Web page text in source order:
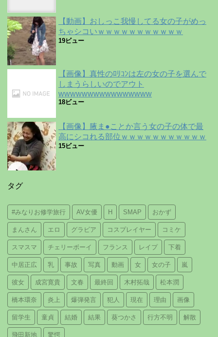
【動画】おしっこ我慢してる女の子がめっ
ちゃシコいｗｗｗｗｗｗｗｗｗｗｗ
19ビュー
【画像】真性のﾛﾘｺﾝは左の女の子を選んで
しまうらしいのでアウト
wwwwwwwwwwwwwwww
18ビュー
【画像】腋ま●ことか言う女の子の体で最
高にシコれる部位ｗｗｗｗｗｗｗｗｗｗｗ
15ビュー
タグ
#みなりお修学旅行 AV女優 H SMAP おかず
まんさん エロ グラビア コスプレイヤー コミケ
スマスマ チェリーボーイ フランス レイプ 下着
中居正広 乳 事故 写真 動画 女 女の子 嵐
彼女 成宮寛貴 文春 最終回 木村拓哉 松本潤
橋本環奈 炎上 爆弾発言 犯人 現在 理由 画像
留学生 童貞 結婚 結果 葵つかさ 行方不明 解散
飛田新地 驚愕